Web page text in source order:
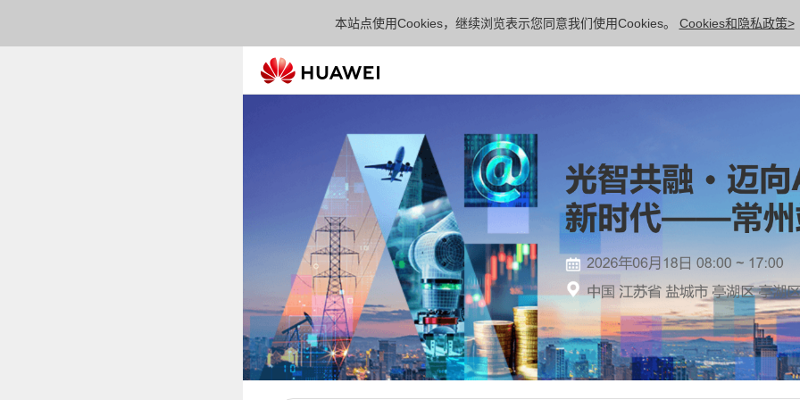
本站点使用Cookies，继续浏览表示您同意我们使用Cookies。 Cookies和隐私政策>